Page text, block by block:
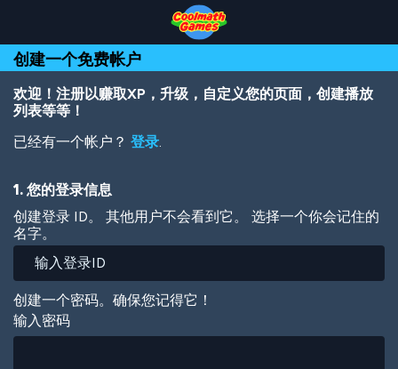
Top
of
Page
Navigation
Main
Content
Footer
到
主
要
内
容
创建一个免费帐户
欢迎！注册以赚取XP，升级，自定义您的页面，创建播放
列表等等！
已经有一个帐户？ 登录.
1. 您的登录信息
创建登录 ID。 其他用户不会看到它。 选择一个你会记住的
名字。
创建一个密码。确保您记得它！
输入密码